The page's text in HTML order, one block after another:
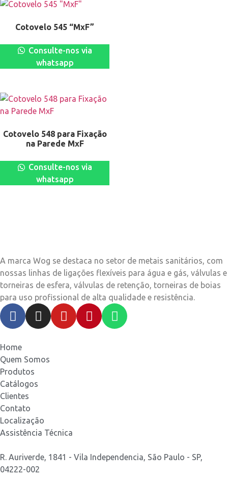
Cotovelo 545 “MxF”
Consulte-nos via
whatsapp
Cotovelo 548 para Fixação
na Parede MxF
Consulte-nos via
whatsapp
A marca Wog se destaca no setor de metais sanitários, com
nossas linhas de ligações flexíveis para água e gás, válvulas e
torneiras de esfera, válvulas de retenção, torneiras de boias
para uso profissional de alta qualidade e resistência.
Home
Quem Somos
Produtos
Catálogos
Clientes
Contato
Localização
Assistência Técnica
R. Auriverde, 1841 - Vila Independencia, São Paulo - SP,
04222-002